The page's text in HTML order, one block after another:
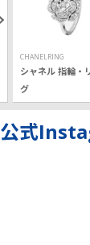
CHANELRING
シャネル 指輪・
グ
公式